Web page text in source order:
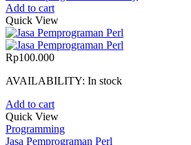
Add to cart
Quick View
Rp100.000
AVAILABILITY: In stock
Add to cart
Quick View
Programming
Jasa Pemprograman Perl